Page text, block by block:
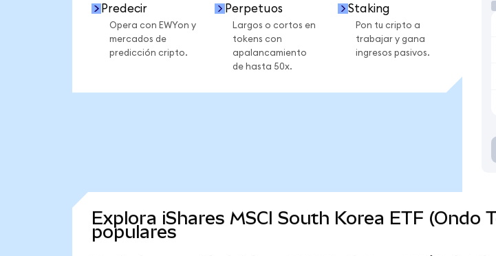
Predecir
Opera con EWYon y
mercados de
predicción cripto.
Perpetuos
Largos o cortos en
tokens con
apalancamiento
de hasta 50x.
Staking
Pon tu cripto a
trabajar y gana
ingresos pasivos.
Explora iShares MSCI South Korea ETF
populares